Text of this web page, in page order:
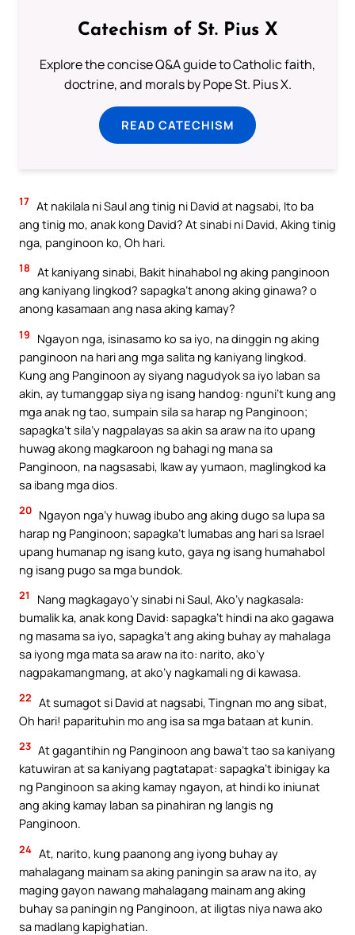
Catechism of St. Pius X
Explore the concise Q&A guide to Catholic faith,
doctrine, and morals by Pope St. Pius X.
READ CATECHISM
17 At nakilala ni Saul ang tinig ni David at nagsabi, Ito ba
ang tinig mo, anak kong David? At sinabi ni David, Aking tinig
nga, panginoon ko, Oh hari.
18 At kaniyang sinabi, Bakit hinahabol ng aking panginoon
ang kaniyang lingkod? sapagka’t anong aking ginawa? o
anong kasamaan ang nasa aking kamay?
19
Ngayon nga, isinasamo ko sa iyo, na dinggin ng aking
panginoon na hari ang mga salita ng kaniyang lingkod.
Kung ang Panginoon ay siyang nagudyok sa iyo laban sa
akin, ay tumanggap siya ng isang handog: nguni’t kung ang
mga anak ng tao, sumpain sila sa harap ng Panginoon;
sapagka’t sila’y nagpalayas sa akin sa araw na ito upang
huwag akong magkaroon ng bahagi ng mana sa
Panginoon, na nagsasabi, Ikaw ay yumaon, maglingkod ka
sa ibang mga dios.
20 Ngayon nga’y huwag ibubo ang aking dugo sa lupa sa
harap ng Panginoon; sapagka’t lumabas ang hari sa Israel
upang humanap ng isang kuto, gaya ng isang humahabol
ng isang pugo sa mga bundok.
21
Nang magkagayo’y sinabi ni Saul, Ako’y nagkasala:
bumalik ka, anak kong David: sapagka’t hindi na ako gagawa
ng masama sa iyo, sapagka’t ang aking buhay ay mahalaga
sa iyong mga mata sa araw na ito: narito, ako’y
nagpakamangmang, at ako’y nagkamali ng di kawasa.
22 At sumagot si David at nagsabi, Tingnan mo ang sibat,
Oh hari! paparituhin mo ang isa sa mga bataan at kunin.
23 At gagantihin ng Panginoon ang bawa’t tao sa kaniyang
katuwiran at sa kaniyang pagtatapat: sapagka’t ibinigay ka
ng Panginoon sa aking kamay ngayon, at hindi ko iniunat
ang aking kamay laban sa pinahiran ng langis ng
Panginoon.
24 At, narito, kung paanong ang iyong buhay ay
mahalagang mainam sa aking paningin sa araw na ito, ay
maging gayon nawang mahalagang mainam ang aking
buhay sa paningin ng Panginoon, at iligtas niya nawa ako
sa madlang kapighatian.